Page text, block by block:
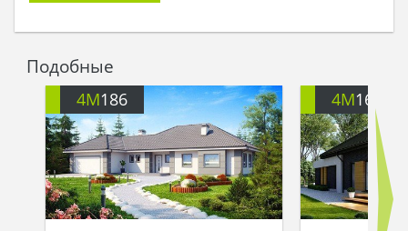
Подобные
4M186 4M166A